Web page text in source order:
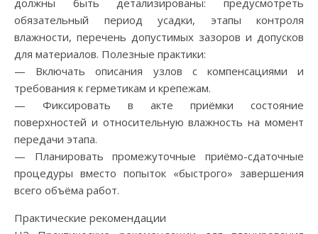
обязательный период усадки, этапы контроля
влажности, перечень допустимых зазоров и допусков
для материалов. Полезные практики:
— Включать описания узлов с компенсациями и
требования к герметикам и крепежам.
— Фиксировать в акте приёмки состояние
поверхностей и относительную влажность на момент
передачи этапа.
— Планировать промежуточные приёмо-сдаточные
процедуры вместо попыток «быстрого» завершения
всего объёма работ.
Практические рекомендации